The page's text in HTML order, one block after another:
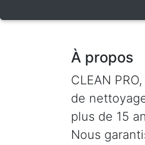
À propos
CLEAN
de
plus de 15
Nous